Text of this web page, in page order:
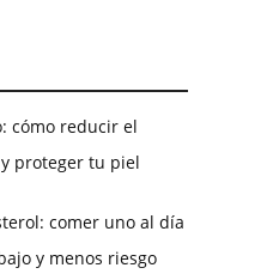
cómo reducir el
proteger tu piel
comer uno al día
y menos riesgo